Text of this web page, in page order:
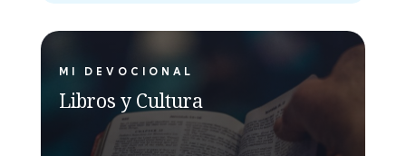
MI DEVOCIONAL
Libros y Cultura